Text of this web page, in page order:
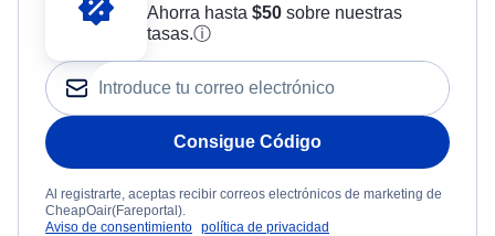
Ahorra hasta $50sobre nuestras
tasas.ⓘ
Consigue Código
Al registrarte, aceptas recibir correos electrónicos de marketing de
CheapOair(Fareportal).
Aviso de consentimiento política de privacidad